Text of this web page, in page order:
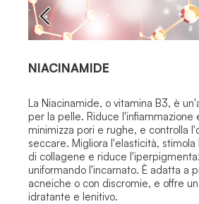
NIACINAMIDE
La Niacinamide, o vitamina B3, è
per la pelle. Riduce l'infiammazione
minimizza pori e rughe, e controlla
seccare. Migliora l'elasticità, stimola
di collagene e riduce
uniformando l'incarnato. È adatta a
acneiche o con discromie, e offre
idratante e lenitivo.